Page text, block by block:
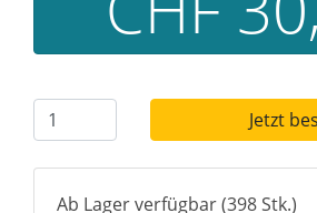
Jetzt
Ab Lager verfügbar (398 Stk.)